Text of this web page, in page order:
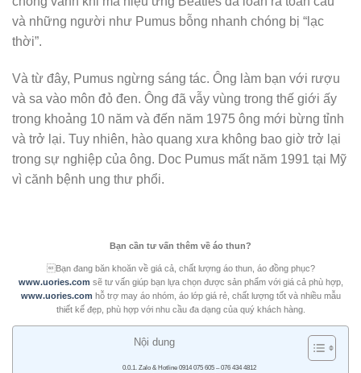
và những người như Pumus bỗng nhanh chóng bị “lạc
thời”.
Và từ đây, Pumus ngừng sáng tác. Ông làm bạn với rượu
và sa vào môn đỏ đen. Ông đã vẫy vùng trong thế giới ấy
trong khoảng 10 năm và đến năm 1975 ông mới bừng tỉnh
và trở lại. Tuy nhiên, hào quang xưa không bao giờ trở lại
trong sự nghiệp của ông. Doc Pumus mất năm 1991 tại Mỹ
vì cănh bệnh ung thư phổi.
Bạn cần tư vấn thêm về áo thun?
Bạn đang băn khoăn về giá cả, chất lượng áo thun, áo đồng phục?
www.uories.com sẽ tư vấn giúp bạn lựa chọn được sản phẩm với giá cả phù hợp,
www.uories.com hỗ trợ may áo nhóm, áo lớp giá rẻ, chất lượng tốt và nhiều mẫu
thiết kế đẹp, phù hợp với nhu cầu đa dạng của quý khách hàng.
Nội dung
Zalo & Hotline 0914 075 605 – 076 434 4812